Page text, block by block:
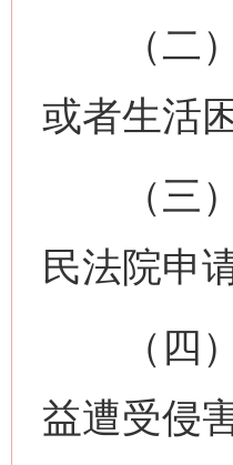
（二）
或者生活
（三）
民法院申
（四）
益遭受侵